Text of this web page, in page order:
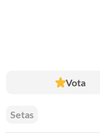
Vota
Setas